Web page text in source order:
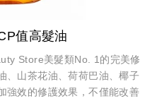
值高髮油
Store美髮類No. 1的完美修
、山茶花油、荷荷巴油、椰子
強效的修護效果，不僅能改善